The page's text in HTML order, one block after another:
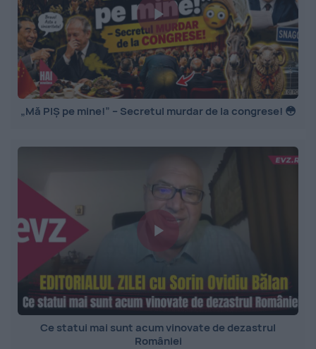
„Mă PIȘ pe mine!” – Secretul murdar de la congrese! 😳
Ce statui mai sunt acum vinovate de dezastrul
României